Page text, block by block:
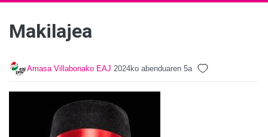
Makilajea
Amasa Villabonako EAJ 2024ko abenduaren 5a